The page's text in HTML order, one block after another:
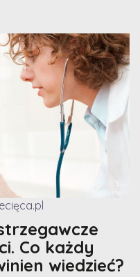
Co każdy
wiedzieć?